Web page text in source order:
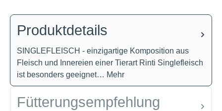
Produktdetails
SINGLEFLEISCH - einzigartige Komposition aus
Fleisch und Innereien einer Tierart Rinti Singlefleisch
ist besonders geeignet… Mehr
Fütterungsempfehlung